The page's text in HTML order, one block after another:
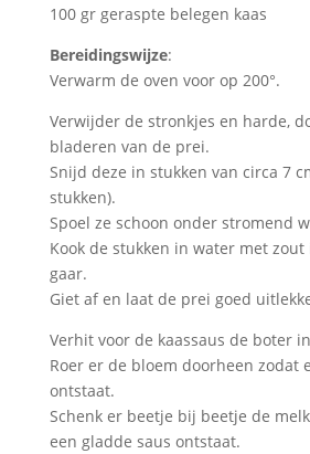
100 gr geraspte belegen kaas
Bereidingswijze:
Verwarm de oven voor op 200°.
Verwijder de stronkjes en harde,
bladeren van de prei.
Snijd deze in stukken van circa 7
stukken).
Spoel ze schoon onder stromend
Kook de stukken in water met
gaar.
Giet af en laat de prei goed
Verhit voor de kaassaus de boter
Roer er de bloem doorheen zodat
ontstaat.
Schenk er beetje bij beetje de
een gladde saus ontstaat.